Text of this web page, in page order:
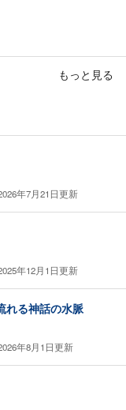
もっと見る
年7月21日更新
年12月1日更新
れる神話の水脈
年8月1日更新